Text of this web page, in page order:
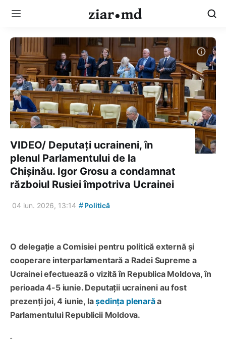
VIDEO/ Deputați ucraineni, în
plenul Parlamentului de la
Chișinău. Igor Grosu a condamnat
războiul Rusiei împotriva Ucrainei
04 iun. 2026, 13:14 #Politică
O delegație a Comisiei pentru politică externă și
cooperare interparlamentară a Radei Supreme a
Ucrainei efectuează o vizită în Republica Moldova, în
perioada 4-5 iunie. Deputații ucraineni au fost
prezenți joi, 4 iunie, laședința plenarăa
Parlamentului Republicii Moldova.